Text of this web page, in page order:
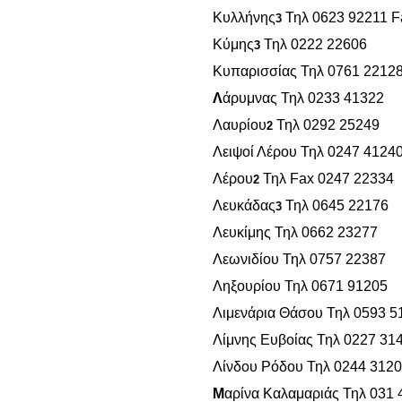
Κυλλήνης3 Τηλ 0623 92211
Κύμης3 Τηλ 0222 22606
Κυπαρισσίας Τηλ 0761
Λάρυμνας Τηλ 0233 41322
Λαυρίου2 Τηλ 0292 25249
Λειψοί Λέρου Τηλ 0247
Λέρου2 Τηλ Fax 0247 22334
Λευκάδας3 Τηλ 0645 22176
Λευκίμης Τηλ 0662 23277
Λεωνιδίου Τηλ 0757 22387
Ληξουρίου Τηλ 0671 91205
Λιμενάρια Θάσου Τηλ 0593
Λίμνης Ευβοίας Τηλ 0227
Λίνδου Ρόδου Τηλ 0244
Μαρίνα Καλαμαριάς Τηλ 031